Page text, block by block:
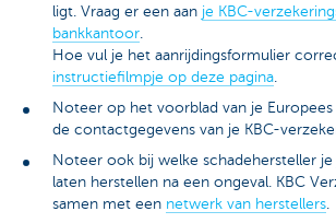
ligt. Vraag er een aan je KBC-
bankkantoor.
Hoe vul je het aanrijdingsformulier
instructiefilmpje op deze pagina.
Noteer op het voorblad van je
de contactgegevens van je KBC-
Noteer ook bij welke schadehersteller
laten herstellen na een ongeval. KBC
samen met een netwerk van herstellers.